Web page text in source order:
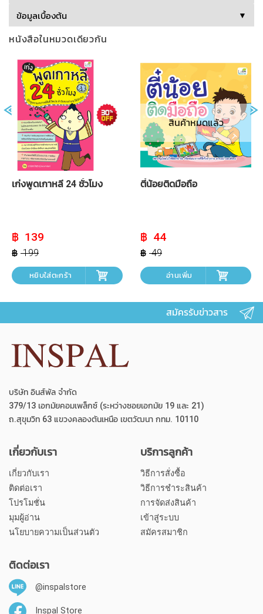
ข้อมูลเบื้องต้น ▼
เก่งพูดเกาหลี 24 ชั๋วโมง
199
Original
price
was:
฿ 199.
139
Current
price
is:
฿ 139.
หยิบใส่ตะกร้า
สินค้าหมดแล้ว
ตี๋น้อยติดมือถือ
49
Original
price
was:
฿ 49.
44
Current
price
is:
฿ 44.
อ่านเพิ่ม
สมัครรับข่าวสาร
บริษัท อินส์พัล จำกัด
379/13 เอกมัยคอมเพล็กซ์ (ระหว่างซอยเอกมัย 19 และ 21)
ถ.สุขุมวิท 63 แขวงคลองตันเหนือ เขตวัฒนา กทม. 10110
เกี่ยวกับเรา
เกี่ยวกับเรา
ติดต่อเรา
โปรโมชั่น
มุมผู้อ่าน
นโยบายความเป็นส่วนตัว
บริการลูกค้า
วิธีการสั่งซื้อ
วิธีการชำระสินค้า
การจัดส่งสินค้า
เข้าสู่ระบบ
สมัครสมาชิก
ติดต่อเรา
@inspalstore
Inspal Store